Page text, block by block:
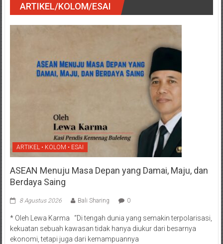
ARTIKEL/KOLOM/ESAI
ARTIKEL • KOLOM • ESAI
ASEAN Menuju Masa Depan yang Damai, Maju, dan
Berdaya Saing
8 Agustus 2026 Bali Sharing 0
* Oleh Lewa Karma “Di tengah dunia yang semakin terpolarisasi,
kekuatan sebuah kawasan tidak hanya diukur dari besarnya
ekonomi, tetapi juga dari kemampuannya